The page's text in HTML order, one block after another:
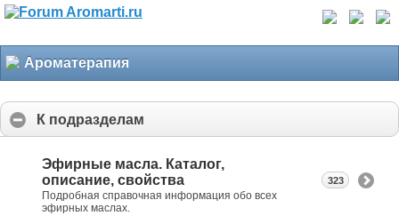
Ароматерапия
К подразделам
Эфирные масла. Каталог,
описание, свойства
Подробная справочная информация обо всех
эфирных маслах.
323